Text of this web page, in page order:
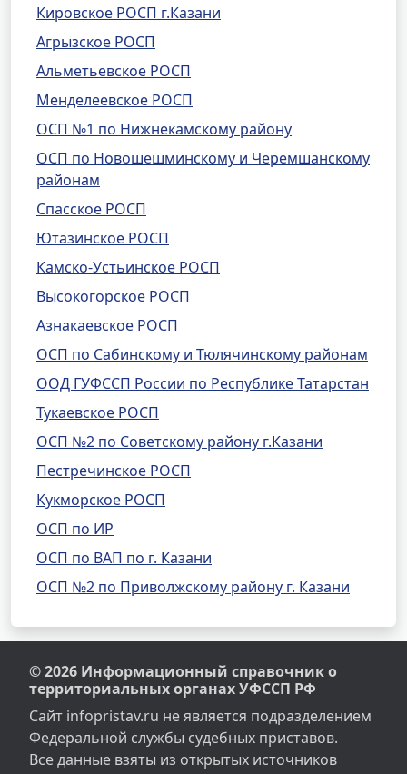
Кировское РОСП г.Казани
Агрызское РОСП
Альметьевское РОСП
Менделеевское РОСП
ОСП №1 по Нижнекамскому району
ОСП по Новошешминскому и Черемшанскому
районам
Спасское РОСП
Ютазинское РОСП
Камско-Устьинское РОСП
Высокогорское РОСП
Азнакаевское РОСП
ОСП по Сабинскому и Тюлячинскому районам
ООД ГУФССП России по Республике Татарстан
Тукаевское РОСП
ОСП №2 по Советскому району г.Казани
Пестречинское РОСП
Кукморское РОСП
ОСП по ИР
ОСП по ВАП по г. Казани
ОСП №2 по Приволжскому району г. Казани
© 2026 Информационный справочник о
территориальных органах УФССП РФ
Сайт infopristav.ru не является подразделением
Федеральной службы судебных приставов.
Все данные взяты из открытых источников